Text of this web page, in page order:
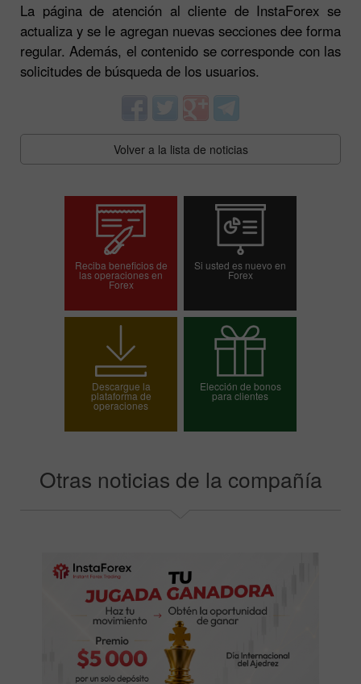
La página de atención al cliente de InstaForex se
actualiza y se le agregan nuevas secciones dee forma
regular. Además, el contenido se corresponde con las
solicitudes de búsqueda de los usuarios.
Volver a la lista de noticias
Reciba beneficios de
las operaciones en
Forex
operaciones
Si usted es nuevo en
Forex
Abrir una cuenta demo
Descargue la
plataforma de
operaciones
Elección de bonos
para clientes
Otras noticias de la compañía